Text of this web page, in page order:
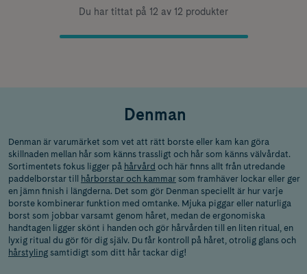
Du har tittat på 12 av 12 produkter
Denman
Denman är varumärket som vet att rätt borste eller kam kan göra
skillnaden mellan hår som känns trassligt och hår som känns välvårdat.
Sortimentets fokus ligger på hårvård och här finns allt från utredande
paddelborstar till
hårborstar och kammar som framhäver lockar eller ger
en jämn finish i längderna. Det som gör Denman speciellt är hur varje
borste kombinerar funktion med omtanke. Mjuka piggar eller naturliga
borst som jobbar varsamt genom håret, medan de ergonomiska
handtagen ligger skönt i handen och gör hårvården till en liten ritual, en
lyxig ritual du gör för dig själv. Du får kontroll på håret, otrolig glans och
hårstyling samtidigt som ditt hår tackar dig!